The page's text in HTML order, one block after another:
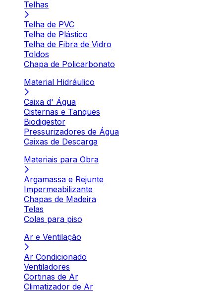
Telhas
Telha de PVC
Telha de Plástico
Telha de Fibra de Vidro
Toldos
Chapa de Policarbonato
Material Hidráulico
Caixa d' Água
Cisternas e Tanques
Biodigestor
Pressurizadores de Água
Caixas de Descarga
Materiais para Obra
Argamassa e Rejunte
Impermeabilizante
Chapas de Madeira
Telas
Colas para piso
Ar e Ventilação
Ar Condicionado
Ventiladores
Cortinas de Ar
Climatizador de Ar